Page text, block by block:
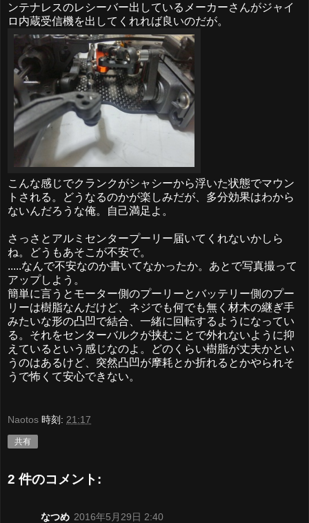
ンテナレスのレシーバー出しているメーカーさんがジャイ
ロ内蔵受信機を出してくれれば良いのだが。
こんな感じでクランクがシャシーから浮いた状態でマウン
トされる。どうなるのかが楽しみだが、多分効果はわから
ないんだろうな俺。自己満足よ。
さっさとアルミセンタープーリー届いてくれないかしら
ね。どうもあそこが不安で。
.....なんで不安なのか書いてなかったか。あとで写真撮って
アップしよう。
簡単に言うとモーター側のプーリーとバッテリー側のプー
リーは樹脂なんだけど、ネジでも何でも無く材木の継ぎ手
みたいな形の凸凹で結合、一緒に回転するようになってい
る。それをセンターバルクが挟むことで外れないように抑
えているという感じなのよ。どのくらい樹脂が丈夫かとい
うのはあるけど、突然凸凹が摩耗とか折れるとかやられそ
うで怖くて安心できない。
Naotos 時刻: 21:17
共有
2 件のコメント:
なつめ 2016年5月29日 2:40